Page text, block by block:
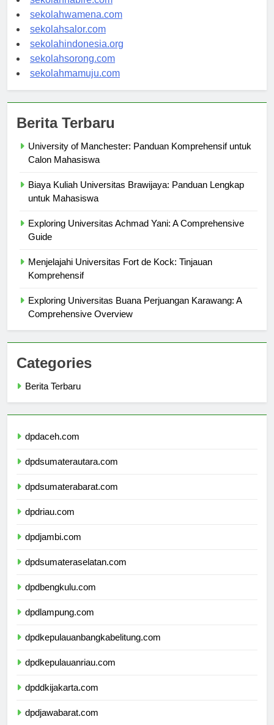
sekolahnabire.com
sekolahwamena.com
sekolahsalor.com
sekolahindonesia.org
sekolahsorong.com
University of Manchester: Panduan Komprehensif untuk
Biaya Kuliah Universitas Brawijaya: Panduan Lengkap
Exploring Universitas Achmad Yani: A Comprehensive
Menjelajahi Universitas Fort de Kock: Tinjauan
Exploring Universitas Buana Perjuangan Karawang: A
Categories